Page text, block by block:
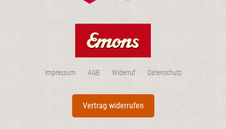
Impressum AGB Widerruf Datenschutz
Vertrag widerrufen